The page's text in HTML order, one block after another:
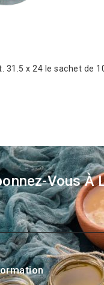
31.5 x 24 le sachet de
Vous À